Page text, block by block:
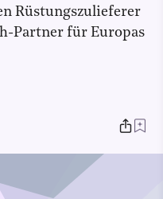
Rüstungszulieferer
Partner für Europas